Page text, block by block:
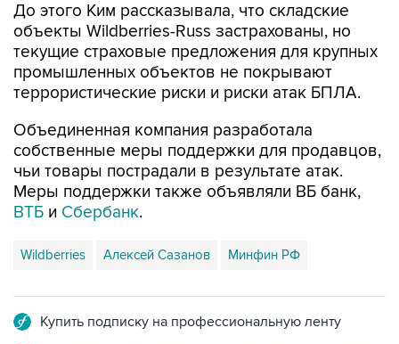
До этого Ким рассказывала, что складские
объекты Wildberries-Russ застрахованы, но
текущие страховые предложения для крупных
промышленных объектов не покрывают
террористические риски и риски атак БПЛА.
Объединенная компания разработала
собственные меры поддержки для продавцов,
чьи товары пострадали в результате атак.
Меры поддержки также объявляли ВБ банк,
ВТБ и Сбербанк.
Wildberries Алексей Сазанов Минфин РФ
Купить подписку на профессиональную ленту